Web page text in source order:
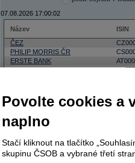
07.08.2026 17:00:02
Název
ISIN
ČEZ
PHILIP MORRIS ČR
ERSTE BANK
TMR
Region
Povolte cookies a
naplno
Stačí kliknout na tlačítko
skupinu ČSOB a vybrané třetí